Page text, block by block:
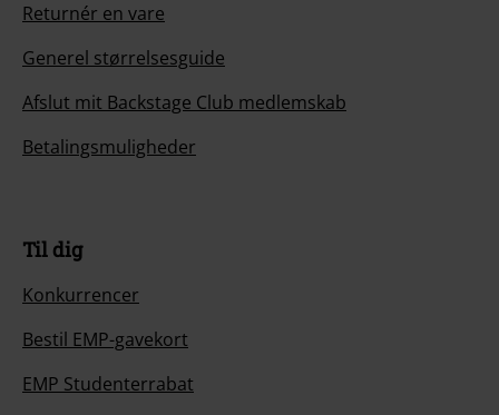
Returnér en vare
Generel størrelsesguide
Afslut mit Backstage Club medlemskab
Betalingsmuligheder
Til dig
Konkurrencer
Bestil EMP-gavekort
EMP Studenterrabat